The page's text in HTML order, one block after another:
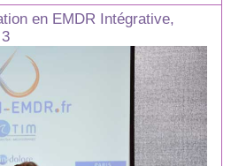
en EMDR Intégrative,